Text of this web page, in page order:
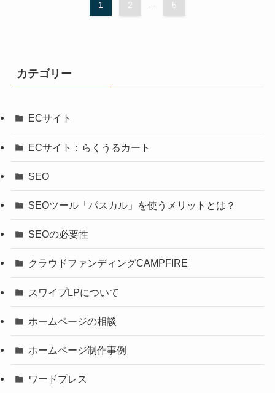
1 2 ... 5
カテゴリー
ECサイト
ECサイト：らくうるカート
SEO
SEOツール「パスカル」を使うメリットとは？
SEOの必要性
クラウドファンディングCAMPFIRE
スワイプLPについて
ホームページの相談
ホームページ制作事例
ワードプレス